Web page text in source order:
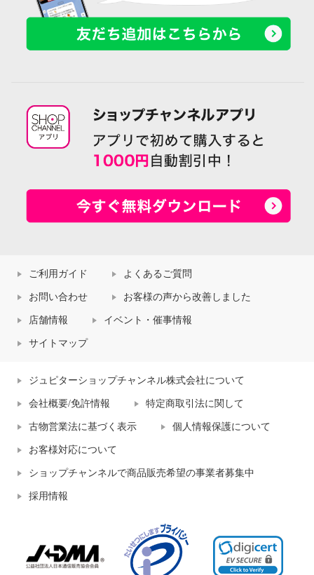
ご利用ガイド よくあるご質問
お問い合わせ お客様の声から改善しました
店舗情報 イベント・催事情報
サイトマップ
ジュピターショップチャンネル株式会社について
会社概要/免許情報 特定商取引法に関して
古物営業法に基づく表示 個人情報保護について
お客様対応について
ショップチャンネルで商品販売希望の事業者募集中
採用情報